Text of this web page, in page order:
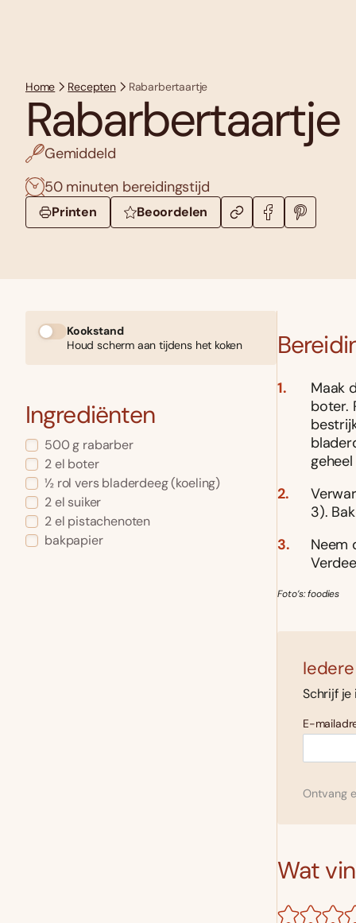
Home Recepten Rabarbertaartje
Rabarbertaartje
Gemiddeld
50 minuten bereidingstijd
Printen Beoordelen
Kookstand
Houd scherm aan tijdens het koken
Ingrediënten
500 g rabarber
2 el boter
½ rol vers bladerdeeg (koeling)
2 el suiker
2 el pistachenoten
bakpapier
Maak
boter.
3).
Neem
Foto’s: foodies
Schrijf je
E-
Ontvang
Wat